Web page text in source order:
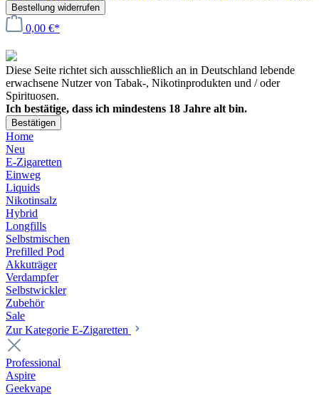
Bestellung widerrufen
0,00 €*
Diese Seite richtet sich ausschließlich an in Deutschland lebende
erwachsene Nutzer von Tabak-, Nikotinprodukten und / oder
Spirituosen.
Ich bestätige, dass ich mindestens 18 Jahre alt bin.
Bestätigen
Home
Neu
E-Zigaretten
Einweg
Liquids
Nikotinsalz
Hybrid
Longfills
Selbstmischen
Prefilled Pod
Akkuträger
Verdampfer
Selbstwickler
Zubehör
Sale
Zur Kategorie E-Zigaretten
Professional
Aspire
Geekvape